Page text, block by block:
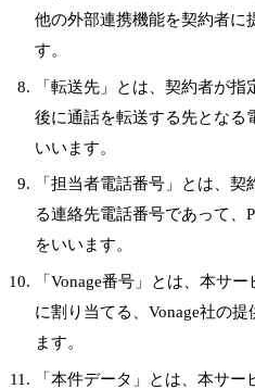
他の外部連携機能を契約者に
す。
「転送先」とは、契約者が
後に通話を転送する先となる
いいます。
「担当者電話番号」とは、
る連絡先電話番号であって、
をいいます。
「Vonage番号」とは、本サ
に割り当てる、Vonage社の
ます。
「本件データ」とは、本サ